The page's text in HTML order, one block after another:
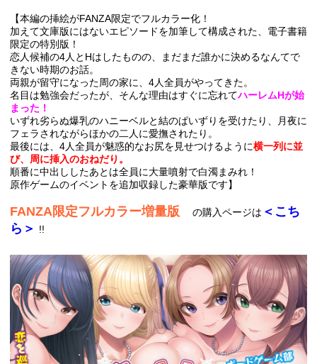
【本編の挿絵がFANZA限定でフルカラー化！
加えて文庫版にはないエピソードを加筆して構成された、電子書籍
限定の特別版！
恋人候補の4人とHはしたものの、まだまだ誰かに決めるなんてで
きない時期のお話。
両親が留守になった周の家に、4人全員がやってきた。
名目は勉強会だったが、そんな理由はすぐに忘れてハーレムHが始
まった！
いずれ劣らぬ爆乳のハニーベルと結のぱいずりを受けたり、月夜に
フェラされながらほかの二人に愛撫されたり。
最後には、4人全員が魅惑的なお尻を見せつけるように横一列に並
び、周に挿入のおねだり。
順番に中出ししたあとは全員に大量噴射で白濁まみれ！
原作ゲームのイベントを追加収録した豪華版です】
FANZA限定フルカラー増量版 の購入ページは ＜こち
ら＞ !!